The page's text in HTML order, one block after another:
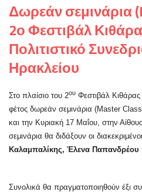
Δωρεάν σεμινάρια
2ο Φεστιβάλ
Πολιτιστικό
Ηρακλείου
Στο πλαίσιο του 2ου Φεστιβάλ
φέτος δωρεάν σεμινάρια (Master
και την Κυριακή 17 Μαΐου, στην
σεμινάρια θα διδάξουν οι
Καλαμπαλίκης, Έλενα Παπανδρέου
Συνολικά θα πραγματοποιηθούν έξι